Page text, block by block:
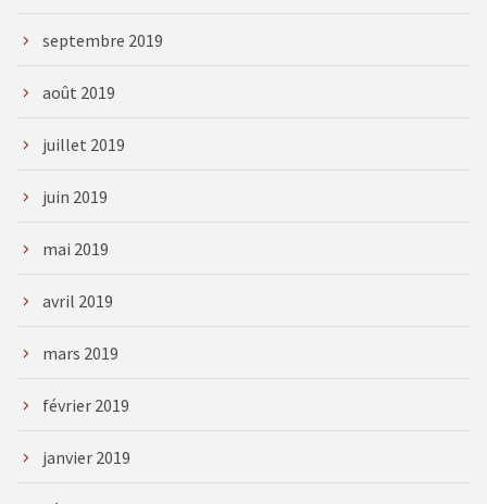
septembre 2019
août 2019
juillet 2019
juin 2019
mai 2019
avril 2019
mars 2019
février 2019
janvier 2019